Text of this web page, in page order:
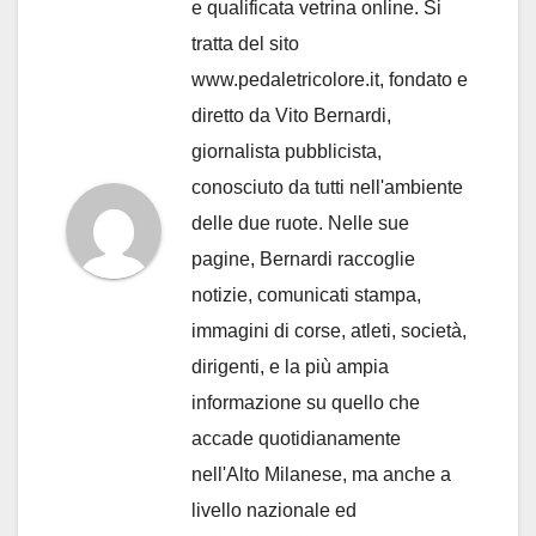
e qualificata vetrina online. Si
tratta del sito
www.pedaletricolore.it, fondato e
diretto da Vito Bernardi,
giornalista pubblicista,
conosciuto da tutti nell'ambiente
delle due ruote. Nelle sue
pagine, Bernardi raccoglie
notizie, comunicati stampa,
immagini di corse, atleti, società,
dirigenti, e la più ampia
informazione su quello che
accade quotidianamente
nell'Alto Milanese, ma anche a
livello nazionale ed